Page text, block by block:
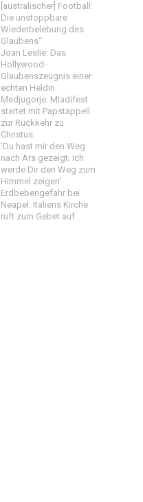
[australischer] Football:
Die unstoppbare
Wiederbelebung des
Glaubens“
Joan Leslie: Das
Hollywood-
Glaubenszeugnis einer
echten Heldin
Medjugorje: Mladifest
startet mit Papstappell
zur Rückkehr zu
Christus
'Du hast mir den Weg
nach Ars gezeigt; ich
werde Dir den Weg zum
Himmel zeigen'
Erdbebengefahr bei
Neapel: Italiens Kirche
ruft zum Gebet auf